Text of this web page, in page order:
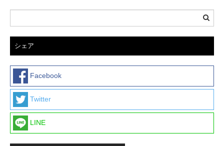
シェア
Facebook
Twitter
LINE